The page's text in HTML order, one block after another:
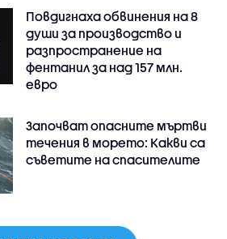
Повдигнаха обвинения на 8
души за производство и
разпространение на
фентанил за над 157 млн.
евро
Започват опасните мъртви
течения в морето: Какви са
съветите на спасителите